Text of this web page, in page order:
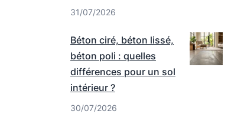
31/07/2026
Béton ciré, béton lissé,
béton poli : quelles
différences pour un sol
intérieur ?
30/07/2026